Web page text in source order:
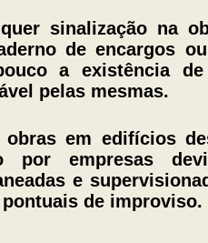
sinalização na
de encargos
a existência
pelas mesmas.
obras em edifícios
por empresas
e
de improviso.